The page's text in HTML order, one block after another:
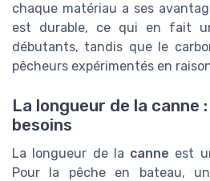
chaque matériau a ses
est durable, ce qui en fait
débutants, tandis que le
pêcheurs expérimentés en
La longueur de la canne
besoins
La longueur de la canne est
Pour la pêche en bateau,